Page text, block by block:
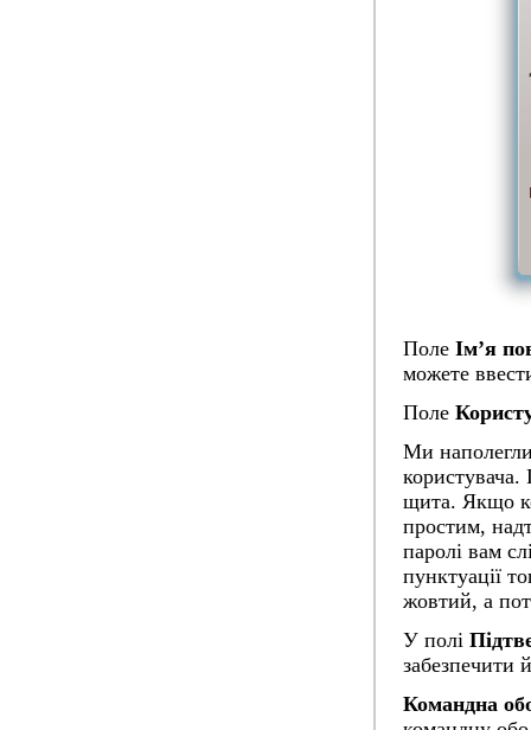
Поле Ім’я
можете
Поле
Ми
щита. Якщо
простим,
паролі вам
пунктуації
жовтий, а
У полі
забезпечити
Командна